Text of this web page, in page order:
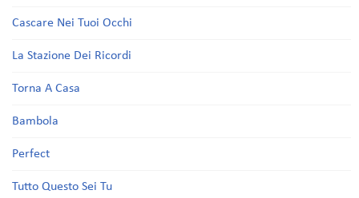
Cascare Nei Tuoi Occhi
La Stazione Dei Ricordi
Torna A Casa
Bambola
Perfect
Tutto Questo Sei Tu